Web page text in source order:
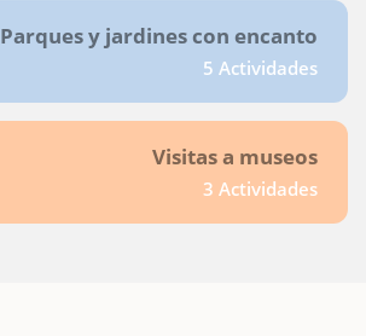
Parques y jardines con encanto
5 Actividades
Visitas a museos
3 Actividades